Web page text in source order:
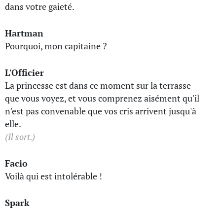
dans votre gaieté.
Hartman
Pourquoi, mon capitaine ?
L'Officier
La princesse est dans ce moment sur la terrasse
que vous voyez, et vous comprenez aisément qu'il
n'est pas convenable que vos cris arrivent jusqu'à
elle.
(Il sort.)
Facio
Voilà qui est intolérable !
Spark